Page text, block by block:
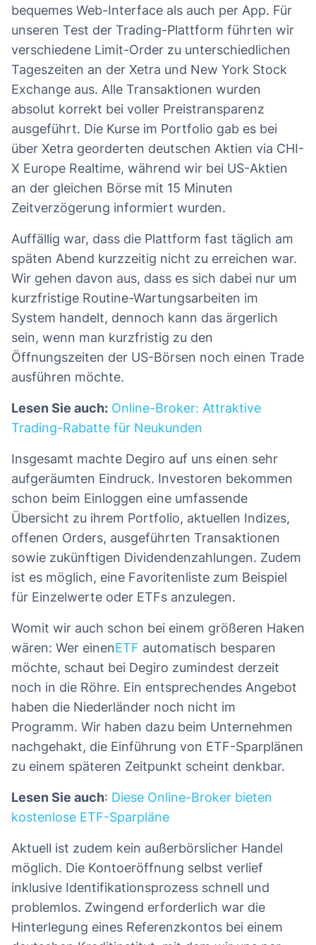
bequemes Web-Interface als auch per App. Für
unseren Test der Trading-Plattform führten wir
verschiedene Limit-Order zu unterschiedlichen
Tageszeiten an der Xetra und New York Stock
Exchange aus. Alle Transaktionen wurden
absolut korrekt bei voller Preistransparenz
ausgeführt. Die Kurse im Portfolio gab es bei
über Xetra georderten deutschen Aktien via CHI-
X Europe Realtime, während wir bei US-Aktien
an der gleichen Börse mit 15 Minuten
Zeitverzögerung informiert wurden.
Auffällig war, dass die Plattform fast täglich am
späten Abend kurzzeitig nicht zu erreichen war.
Wir gehen davon aus, dass es sich dabei nur um
kurzfristige Routine-Wartungsarbeiten im
System handelt, dennoch kann das ärgerlich
sein, wenn man kurzfristig zu den
Öffnungszeiten der US-Börsen noch einen Trade
ausführen möchte.
Lesen Sie auch: Online-Broker: Attraktive
Trading-Rabatte für Neukunden
Insgesamt machte Degiro auf uns einen sehr
aufgeräumten Eindruck. Investoren bekommen
schon beim Einloggen eine umfassende
Übersicht zu ihrem Portfolio, aktuellen Indizes,
offenen Orders, ausgeführten Transaktionen
sowie zukünftigen Dividendenzahlungen. Zudem
ist es möglich, eine Favoritenliste zum Beispiel
für Einzelwerte oder ETFs anzulegen.
Womit wir auch schon bei einem größeren Haken
wären: Wer einenETF automatisch besparen
möchte, schaut bei Degiro zumindest derzeit
noch in die Röhre. Ein entsprechendes Angebot
haben die Niederländer noch nicht im
Programm. Wir haben dazu beim Unternehmen
nachgehakt, die Einführung von ETF-Sparplänen
zu einem späteren Zeitpunkt scheint denkbar.
Lesen Sie auch: Diese Online-Broker bieten
kostenlose ETF-Sparpläne
Aktuell ist zudem kein außerbörslicher Handel
möglich. Die Kontoeröffnung selbst verlief
inklusive Identifikationsprozess schnell und
problemlos. Zwingend erforderlich war die
Hinterlegung eines Referenzkontos bei einem